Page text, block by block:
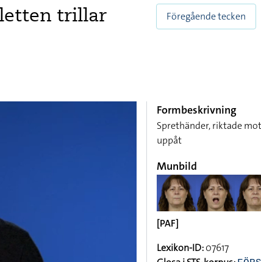
trillar
Föregående tecken
Formbeskrivning
Sprethänder, riktade
uppåt
Munbild
[PAF]
Lexikon-ID:07617